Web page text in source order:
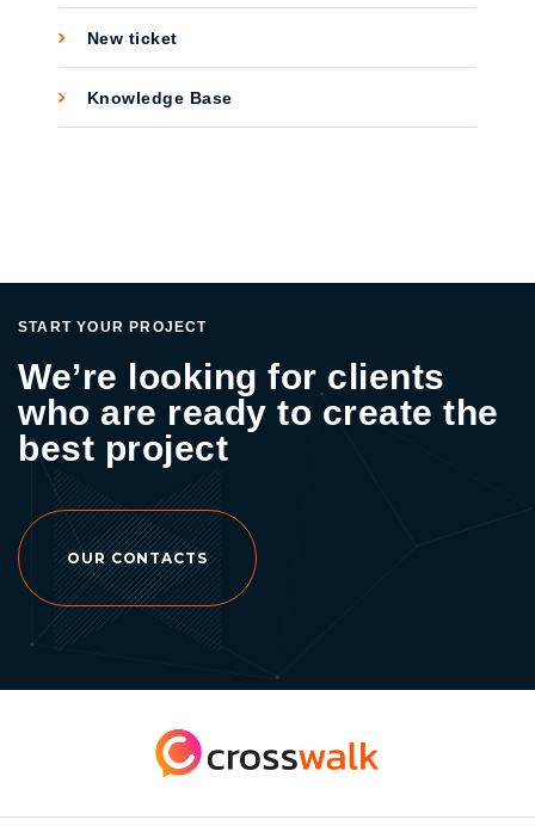
สวยงามบนหน้าจอหลากหลายขนาด และการทำ
ลูกค้า โดยการพัฒนาฟังก์ชันต่าง ๆ ให้ตอบโจทย์
สามารถทำได้ไม่ว่าจะเป็นอีเมล เว็บไซต์ หรือโซ
เชียลมีเดีย Website & Landing Page ปัจจุบัน
เข้าสู่หน้าเว็บไซต์ของแบรนด์เอง ซึ่งหากแบรนด์
ของคุณไม่มีหน้าเว็บไซต์ ก็ทำให้เสียโอกาสการ
ขายที่นั้นไปได้ แต่หากคุณมีเว็บไซต์อยู่แล้ว และ มี
ดีไซน์ที่ทันสมัยและการจัดวางเนื้อหาที่น่าดึงดูดใจ
ตอบรับที่จากลูกค้าได้เช่นกัน Content Marketing
การนำเสนอข้อมูลของแบรนด์ของคุณ นอกจาก
จะต้องให้ความสำคัญกับเนื้อหาและคุณภาพแล้ว
ยังต้องให้ความสนใจกับกระแสในปัจจุบันอีกด้วย
ไม่ใช่แค่มีเนื้อหาข้อมูลจากแบรนด์เพียงด้านเดียว
E-mail Marketing การทำการตลาดออนไลน์ผ่าน
อีเมลที่เป็นข่าวสาร โปรโมชัน ส่วนลดพิเศษ
เฉพาะลูกค้าหรือสมาชิก ซึ่งถือเป็นอีกช่องทาง
New ticket
Knowledge Base
START YOUR PROJECT
We’re looking for clients
who are ready to create the
best project
OUR CONTACTS